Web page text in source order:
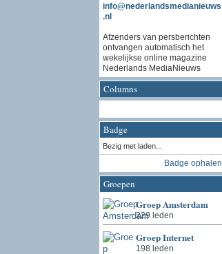
info@nederlandsmedianieuws
.nl
Afzenders van persberichten
ontvangen automatisch het
wekelijkse online magazine
Nederlands MediaNieuws
Columns
Badge
Bezig met laden...
Badge ophalen
Groepen
Groep Amsterdam
229 leden
Groep Internet
198 leden